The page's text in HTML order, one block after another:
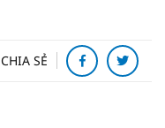
CHIA SẺ